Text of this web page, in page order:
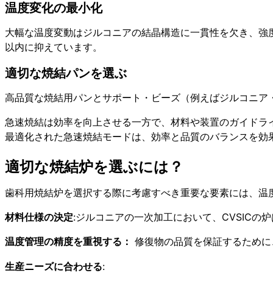
温度変化の最小化
大幅な温度変動はジルコニアの結晶構造に一貫性を欠き、
以内に抑えています。
適切な焼結パンを選ぶ
高品質な焼結用パンとサポート・ビーズ（例えばジルコニ
急速焼結は効率を向上させる一方で、材料や装置のガイド
最適化された急速焼結モードは、効率と品質のバランスを効
適切な焼結炉を選ぶには？
歯科用焼結炉を選択する際に考慮すべき重要な要素には、
材料仕様の決定:ジルコニアの一次加工において、CVSICの
温度管理の精度を重視する： 修復物の品質を保証するため
生産ニーズに合わせる: